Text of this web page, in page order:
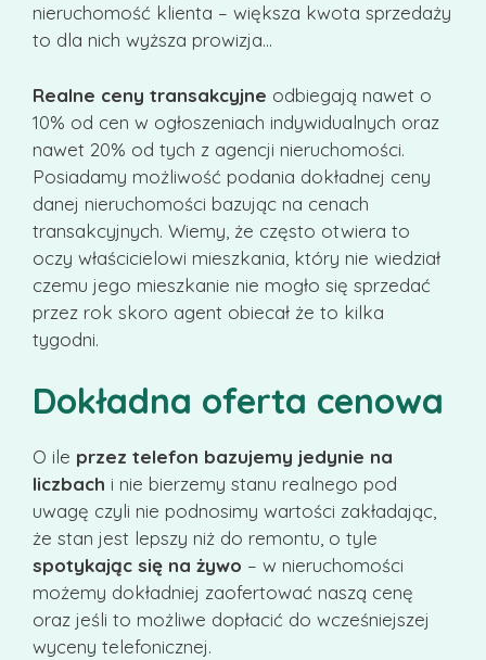
nieruchomość klienta – większa kwota sprzedaży
to dla nich wyższa prowizja…
Realne ceny transakcyjne odbiegają nawet o
10% od cen w ogłoszeniach indywidualnych oraz
nawet 20% od tych z agencji nieruchomości.
Posiadamy możliwość podania dokładnej ceny
danej nieruchomości bazując na cenach
transakcyjnych. Wiemy, że często otwiera to
oczy właścicielowi mieszkania, który nie wiedział
czemu jego mieszkanie nie mogło się sprzedać
przez rok skoro agent obiecał że to kilka
tygodni.
Dokładna oferta cenowa
O ile przez telefon bazujemy jedynie na
liczbach i nie bierzemy stanu realnego pod
uwagę czyli nie podnosimy wartości zakładając,
że stan jest lepszy niż do remontu, o tyle
spotykając się na żywo – w nieruchomości
możemy dokładniej zaofertować naszą cenę
oraz jeśli to możliwe dopłacić do wcześniejszej
wyceny telefonicznej.